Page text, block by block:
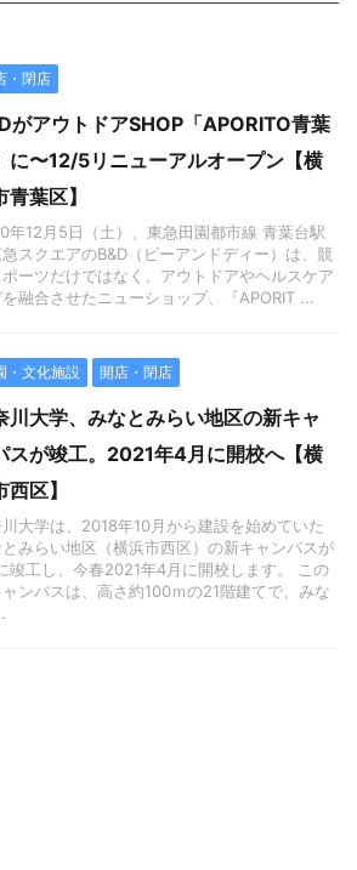
・閉店
がアウトドアSHOP「APORITO青葉
に〜12/5リニューアルオープン【横
青葉区】
年12月5日（土）、東急田園都市線 青葉台駅
スクエアのB&D（ビーアンドディー）は、競
ーツだけではなく、アウトドアやヘルスケア
融合させたニューショップ、『APORIT ...
・文化施設 開店・閉店
川大学、みなとみらい地区の新キャ
スが竣工。2021年4月に開校へ【横
西区】
大学は、2018年10月から建設を始めていた
みらい地区（横浜市西区）の新キャンパスが
竣工し、今春2021年4月に開校します。 この
ンパスは、高さ約100ｍの21階建てで、みな